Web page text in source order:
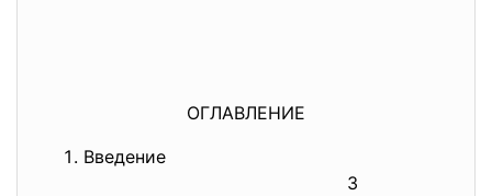
ОГЛАВЛЕНИЕ
Введение
3